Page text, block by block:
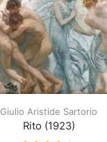
Giulio Aristide Sartorio
Rito (1923)